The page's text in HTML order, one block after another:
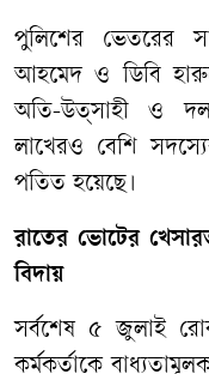
পুলিশের ভেতরের
আহমেদ ও ডিবি
অতি-উত্সাহী ও
লাখেরও বেশি
পতিত হয়েছে।
রাতের ভোটের
বিদায়
সর্বশেষ ৫ জুলাই
কর্মকর্তাকে